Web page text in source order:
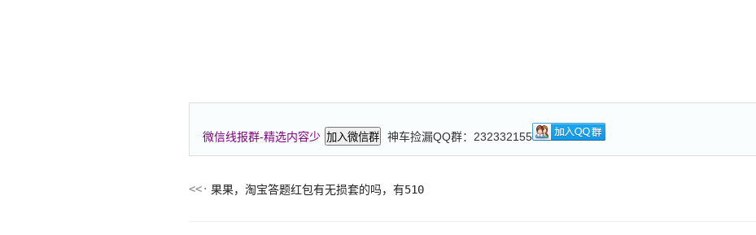
微信线报群-精选内容少 加入微信群 神车捡漏QQ群：232332155
果果，淘宝答题红包有无损套的吗，有510